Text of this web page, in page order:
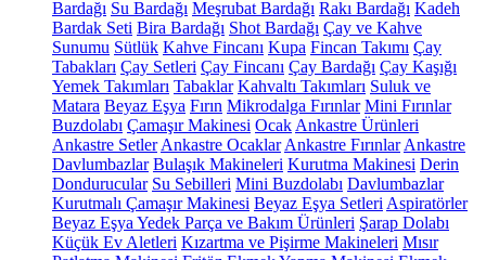
Bardağı Su Bardağı Meşrubat Bardağı Rakı Bardağı Kadeh
Bardak Seti Bira Bardağı Shot Bardağı Çay ve Kahve
Sunumu Sütlük Kahve Fincanı Kupa Fincan Takımı Çay
Tabakları Çay Setleri Çay Fincanı Çay Bardağı Çay Kaşığı
Yemek Takımları Tabaklar Kahvaltı Takımları Suluk ve
Matara Beyaz Eşya Fırın Mikrodalga Fırınlar Mini Fırınlar
Buzdolabı Çamaşır Makinesi Ocak Ankastre Ürünleri
Ankastre Setler Ankastre Ocaklar Ankastre Fırınlar Ankastre
Davlumbazlar Bulaşık Makineleri Kurutma Makinesi Derin
Dondurucular Su Sebilleri Mini Buzdolabı Davlumbazlar
Kurutmalı Çamaşır Makinesi Beyaz Eşya Setleri Aspiratörler
Beyaz Eşya Yedek Parça ve Bakım Ürünleri Şarap Dolabı
Küçük Ev Aletleri Kızartma ve Pişirme Makineleri Mısır